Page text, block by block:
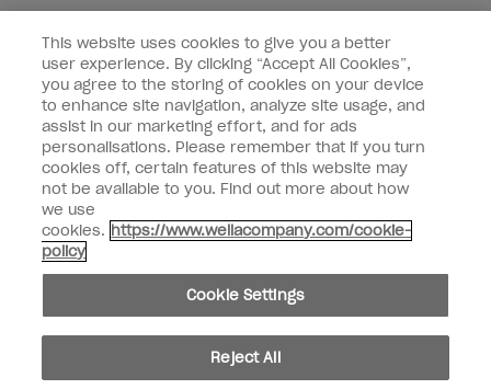
MICH ANMELDEN
Kundeninformationen
OPI & Sie
instagramfacebook
Copyright 2026, Wella Operations US LLC. Alle Rechte vorbehalten.
This website uses cookies to give you a better
user experience. By clicking “Accept All Cookies”,
you agree to the storing of cookies on your device
to enhance site navigation, analyze site usage, and
assist in our marketing effort, and for ads
personalisations. Please remember that if you turn
cookies off, certain features of this website may
not be available to you. Find out more about how
we use
cookies. https://www.wellacompany.com/cookie-
policy
Cookie Settings
Reject All